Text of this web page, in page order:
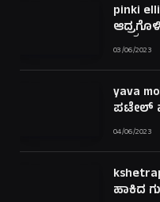
pinki
03/06/2023
yava
ಪಟೇಲ್
04/06/2023
ಹಾಕಿದ